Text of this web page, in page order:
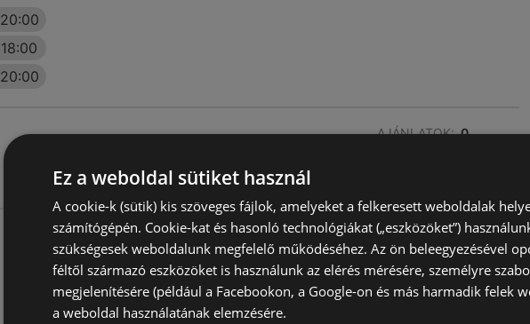
20:00
18:00
20:00
AJÁNLATOK: 0
AJÁNLATOK: 0
AKCIÓS ÚJSÁGOK: 0
TÁVOLSÁG: 180,59 km
Ez a weboldal sütiket használ
A cookie-k (sütik) kis szöveges fájlok, amelyeket a felkeresett weboldalak
számítógépén. Cookie-kat és hasonló technológiákat („eszközöket”)
szükségesek weboldalunk megfelelő működéséhez. Az ön beleegyezésével
féltől származó eszközöket is használunk az elérés mérésére, személyre
megjelenítésére (például a Facebookon, a Google-on és más harmadik felek
a weboldal használatának elemzésére.